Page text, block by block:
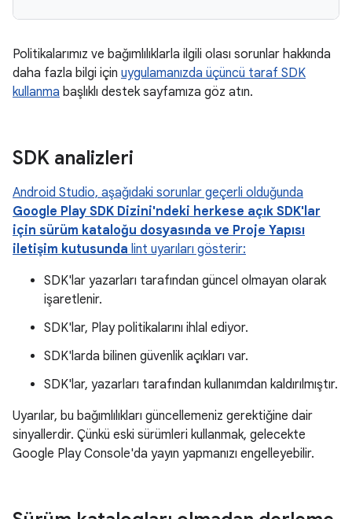
Politikalarımız ve bağımlılıklarla ilgili olası sorunlar hakkında
daha fazla bilgi için uygulamanızda üçüncü taraf SDK
kullanma başlıklı destek sayfamıza göz atın.
SDK analizleri
Android Studio, aşağıdaki sorunlar geçerli olduğunda
Google Play SDK Dizini'ndeki herkese açık SDK'lar
için sürüm kataloğu dosyasında ve Proje Yapısı
iletişim kutusunda lint uyarıları gösterir:
SDK'lar yazarları tarafından güncel olmayan olarak
işaretlenir.
SDK'lar, Play politikalarını ihlal ediyor.
SDK'larda bilinen güvenlik açıkları var.
SDK'lar, yazarları tarafından kullanımdan kaldırılmıştır.
Uyarılar, bu bağımlılıkları güncellemeniz gerektiğine dair
sinyallerdir. Çünkü eski sürümleri kullanmak, gelecekte
Google Play Console'da yayın yapmanızı engelleyebilir.